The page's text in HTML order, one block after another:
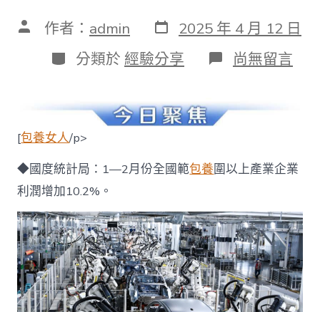
文 作者： admin 發
表
日
期
2025 年 4 月 12 日
分
類
分類於 經驗分享 在
〈早
|
深
中
考
計
劃
發
布；
中
國
一
尚無留言
[包養女人/p>
◆國度統計局：1—2月份全國範包養圍以上產業企業
利潤增加10.2%。